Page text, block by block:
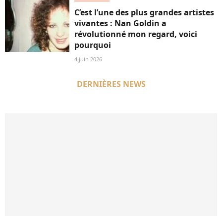
C’est l’une des plus grandes artistes
vivantes : Nan Goldin a
révolutionné mon regard, voici
pourquoi
4 juin 2026
DERNIÈRES NEWS